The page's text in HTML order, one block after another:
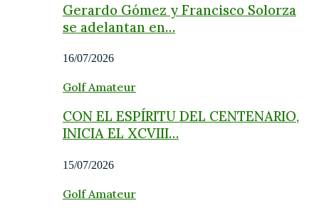
Gerardo Gómez y Francisco Solorza
se adelantan en…
16/07/2026
Golf Amateur
CON EL ESPÍRITU DEL CENTENARIO,
INICIA EL XCVIII…
15/07/2026
Golf Amateur